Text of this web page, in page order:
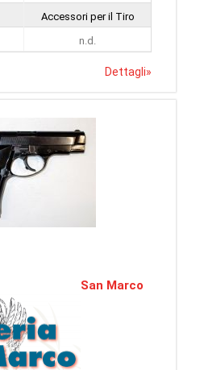
Accessori per il Tiro
n.d.
Dettagli»
San Marco